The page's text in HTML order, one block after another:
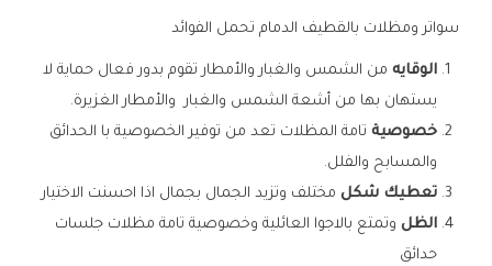
سواتر ومظلات بالقطيف الدمام تحمل الفوائد
الوقايه من الشمس والغبار والأمطار تقوم بدور فعال حماية لا
يستهان بها من أشعة الشمس والغبار والأمطار الغزيرة.
خصوصية تامة المظلات تعد من توفير الخصوصية با الحدائق
والمسابح والفلل.
تعطيك شكل مختلف وتزيد الجمال بجمال اذا احسنت الاختيار
الظل وتمتع بالاجوا العائلية وخصوصية تامة مظلات جلسات
حدائق